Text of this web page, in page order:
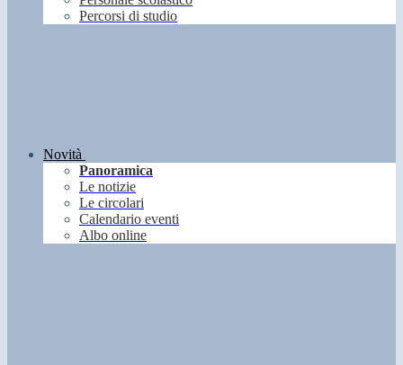
Percorsi di studio
Novità
Panoramica
Le notizie
Le circolari
Calendario eventi
Albo online